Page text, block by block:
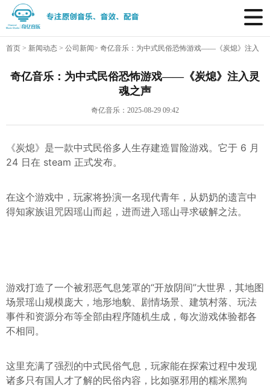
首页 > 新闻动态 > 公司新闻> 奇亿音乐：为中式民俗恐怖游戏——《炭熄》注入
灵魂之声
奇亿音乐：为中式民俗恐怖游戏——《炭熄》注入灵
魂之声
奇亿音乐：2025-08-29 09:42
《炭熄》是一款中式民俗多人生存建造冒险游戏。它于 6 月
24 日在 steam 正式发布。
在这个游戏中，玩家将扮演一名现代青年，从奶奶的遗言中
得知家族诅咒因瑶山而起，进而进入瑶山寻求破解之法。
游戏打造了一个被邪恶气息笼罩的“开放阴间”大世界，其地图
场景瑶山规模庞大，地形地貌、剧情场景、建筑村落、玩法
事件和资源分布等全部由程序随机生成，每次游戏体验都各
不相同。
这里充满了强烈的中式民俗气息，玩家能在探索过程中发现
诸多只有国人才了解的民俗内容，比如驱邪用的糯米黑狗